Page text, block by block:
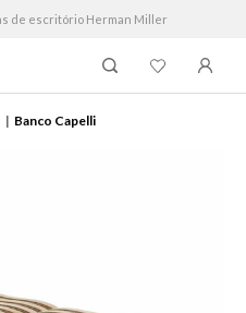
de escritório Herman Miller
Banco Capelli